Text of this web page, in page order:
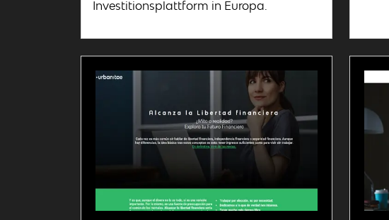
Investitionsplattform in Europa.